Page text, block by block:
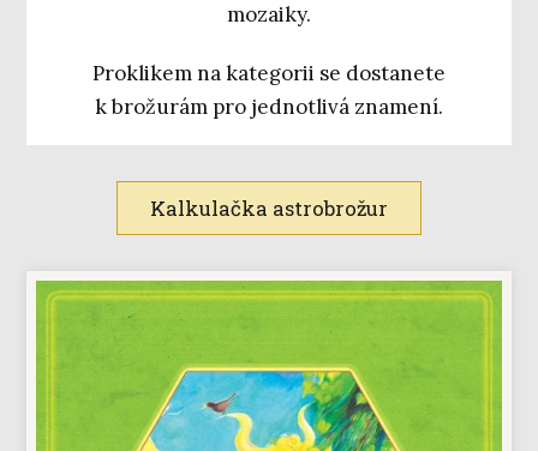
mozaiky.
Proklikem na kategorii se dostanete
k brožurám pro jednotlivá znamení.
Kalkulačka astrobrožur